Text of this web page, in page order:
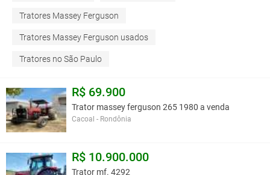
Tratores Massey Ferguson
Tratores Massey Ferguson usados
Tratores no São Paulo
R$ 69.900
Trator massey ferguson 265 1980 a venda
Cacoal - Rondônia
R$ 10.900.000
Trator mf. 4292